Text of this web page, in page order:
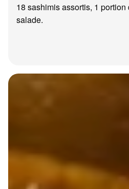
18 sashimis assortis, 1 portion
salade.